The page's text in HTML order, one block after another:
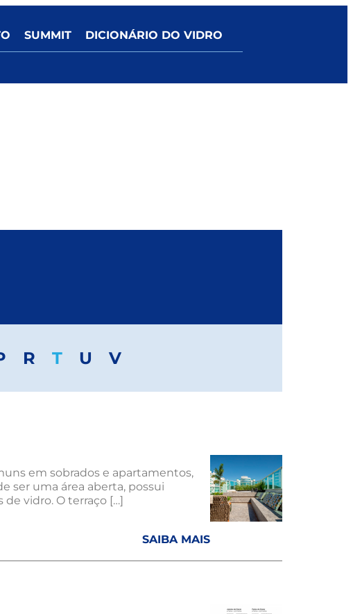
SUMMIT DICIONÁRIO DO VIDRO
R T U V
em sobrados e apartamentos,
ser uma área aberta, possui
vidro. O terraço […]
SAIBA MAIS